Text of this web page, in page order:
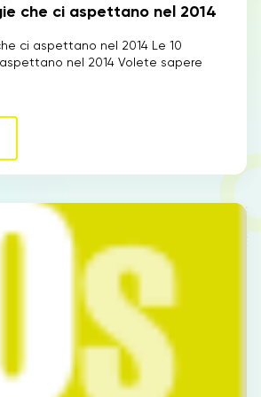
che ci aspettano nel 2014
ci aspettano nel 2014 Le 10
nel 2014 Volete sapere